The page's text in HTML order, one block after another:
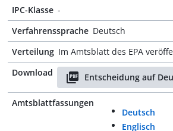
IPC-Klasse -
Verfahrenssprache Deutsch
Verteilung Im Amtsblatt des EPA
Download
Entscheidung auf
Amtsblattfassungen
Deutsch
Englisch